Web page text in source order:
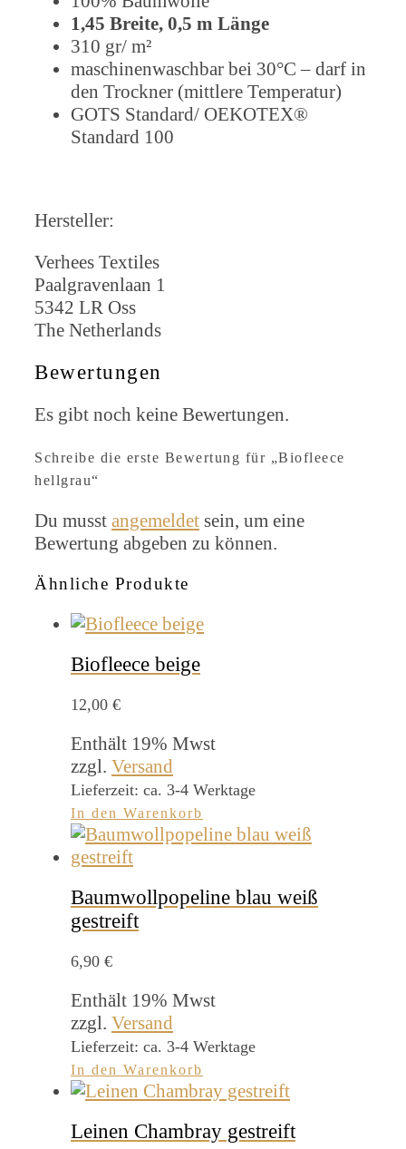
1,45 Breite, 0,5 m Länge
310 gr/ m²
maschinenwaschbar bei 30°C – darf in
den Trockner (mittlere Temperatur)
GOTS Standard/ OEKOTEX®
Standard 100
Hersteller:
Verhees Textiles
Paalgravenlaan 1
5342 LR Oss
The Netherlands
Bewertungen
Es gibt noch keine Bewertungen.
Schreibe die erste Bewertung für „Biofleece
hellgrau“
Du musst angemeldet sein, um eine
Bewertung abgeben zu können.
Ähnliche Produkte
Biofleece beige
12,00 €
Enthält 19% Mwst
zzgl. Versand
Lieferzeit: ca. 3-4 Werktage
In den Warenkorb
Baumwollpopeline blau weiß
gestreift
6,90 €
Enthält 19% Mwst
zzgl. Versand
Lieferzeit: ca. 3-4 Werktage
In den Warenkorb
Leinen Chambray gestreift